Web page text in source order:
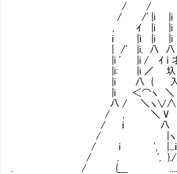
/ /
/ /' |i |i |i
, ｲ |i |i |i
ｉ |ｉ |i |i |i |
| /' |i. 八 八 丁丁､
|i ' |i / ｲ i 才笊ミ､＼
|i: |i ／ 圦 ｒ.':り ノ' ゞ
|i 八 { 入｀¨´
|i ＜⌒ヽ ＼ <⌒ _ , - /人 i
八 / ＼ヽ∨∧ 个
/ , ＼ V 八 /'丁 V | .f´
/ ｉ 八 | _ ､_ ノ| ／＼
/ |ヽ|／⌒ヽ | {i}/,|..|.ｉ
/ i ', |...ｉ.....Vﾊ.. ＼j,ノ/
/ , ', }./......}Vﾊ
. / {＿ Ⅵ..........l..Vﾊ